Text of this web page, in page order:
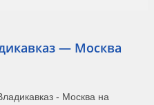
— Москва
- Москва на